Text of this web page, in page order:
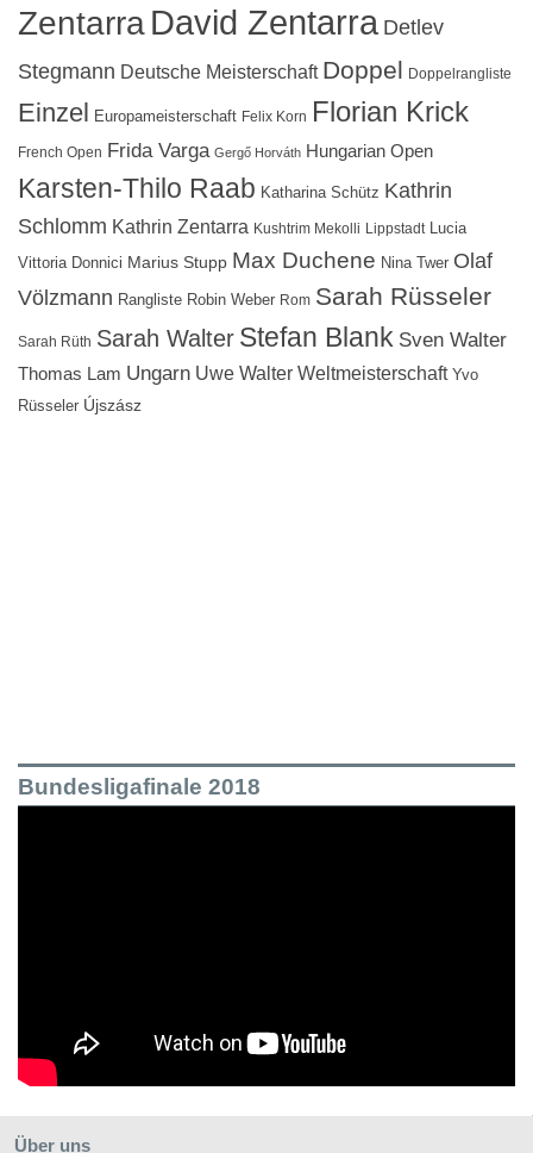
ZentarraDavid Zentarra Detlev
Stegmann Deutsche Meisterschaft Doppel Doppelrangliste
Einzel Europameisterschaft Felix Korn Florian Krick
French Open Frida Varga Gergő Horváth Hungarian Open
Karsten-Thilo Raab Katharina Schütz Kathrin
Schlomm Kathrin Zentarra Kushtrim Mekolli Lippstadt
Lucia
Vittoria Donnici Marius Stupp Max Duchene Nina Twer Olaf
Völzmann Rangliste Robin Weber Rom Sarah Rüsseler
Sarah Rüth Sarah Walter Stefan Blank Sven Walter
Thomas Lam Ungarn Uwe Walter Weltmeisterschaft Yvo
Rüsseler Újszász
Bundesligafinale 2018
Über uns